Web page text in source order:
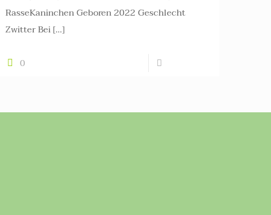
RasseKaninchen Geboren 2022 Geschlecht
Zwitter Bei[…]
0